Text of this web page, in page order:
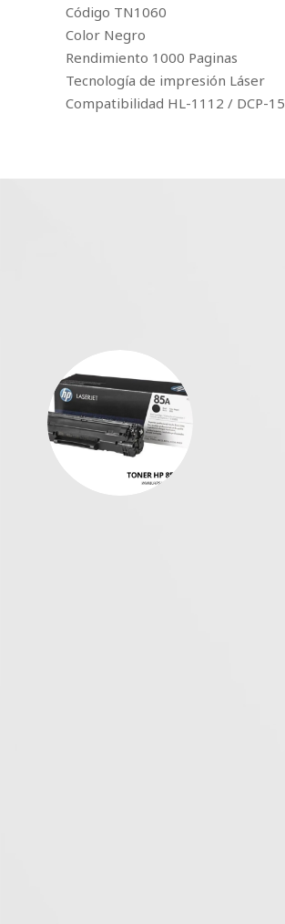
Código TN1060
Color Negro
Rendimiento 1000 Paginas
Tecnología de impresión Láser
Compatibilidad HL-1112 / DCP-